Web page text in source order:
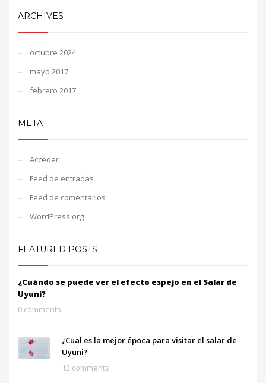
ARCHIVES
octubre 2024
mayo 2017
febrero 2017
META
Acceder
Feed de entradas
Feed de comentarios
WordPress.org
FEATURED POSTS
¿Cuándo se puede ver el efecto espejo en el Salar de
Uyuni?
0 comments
¿Cual es la mejor época para visitar el salar de
Uyuni?
12 comments